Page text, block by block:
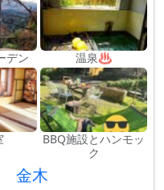
デン 温泉♨
BBQ施設とハンモッ
ク
金木